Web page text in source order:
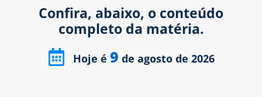
Confira, abaixo, o conteúdo
completo da matéria.
Hoje é 9 de agosto de 2026